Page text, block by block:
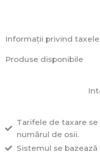
Informații privind
Produse disponibile
Tarifele de taxare
numărul de osii.
Sistemul se